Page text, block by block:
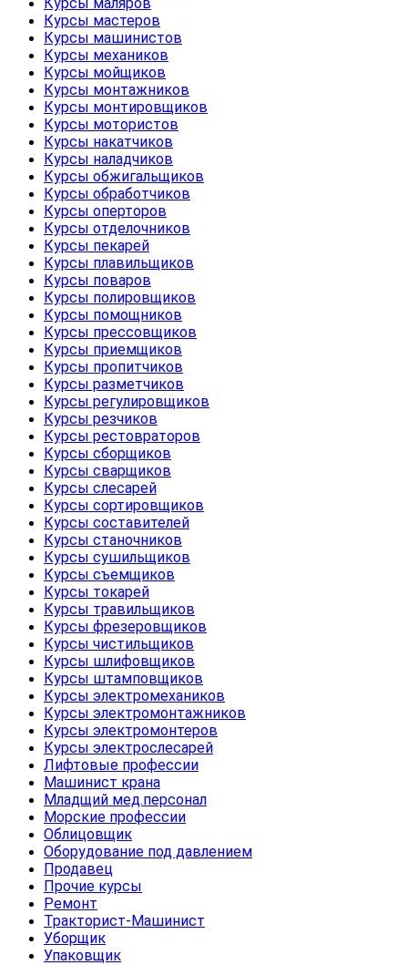
Курсы мастеров
Курсы машинистов
Курсы механиков
Курсы мойщиков
Курсы монтажников
Курсы монтировщиков
Курсы мотористов
Курсы накатчиков
Курсы наладчиков
Курсы обжигальщиков
Курсы обработчиков
Курсы оперторов
Курсы отделочников
Курсы пекарей
Курсы плавильщиков
Курсы поваров
Курсы полировщиков
Курсы помощников
Курсы прессовщиков
Курсы приемщиков
Курсы пропитчиков
Курсы разметчиков
Курсы регулировщиков
Курсы резчиков
Курсы рестовраторов
Курсы сборщиков
Курсы сварщиков
Курсы слесарей
Курсы сортировщиков
Курсы составителей
Курсы станочников
Курсы сушильщиков
Курсы съемщиков
Курсы токарей
Курсы травильщиков
Курсы фрезеровщиков
Курсы чистильщиков
Курсы шлифовщиков
Курсы штамповщиков
Курсы электромехаников
Курсы электромонтажников
Курсы электромонтеров
Курсы электрослесарей
Лифтовые профессии
Машинист крана
Младщий мед.персонал
Морские профессии
Облицовщик
Оборудование под давлением
Продавец
Прочие курсы
Ремонт
Тракторист-Машинист
Уборщик
Упаковщик